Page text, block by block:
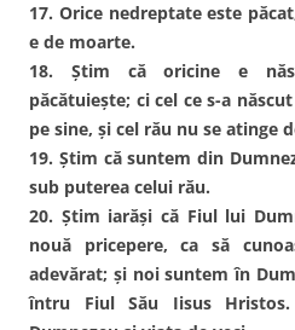
17. Orice nedreptate este
e de moarte.
18. Ştim că oricine e
păcătuieşte; ci cel ce s-a
pe sine, şi cel rău nu se atinge
19. Ştim că suntem din
sub puterea celui rău.
20. Ştim iarăşi că Fiul lui
nouă pricepere, ca să
adevărat; şi noi suntem în
întru Fiul Său Iisus